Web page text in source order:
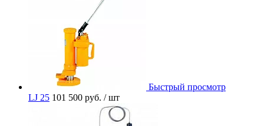
Быстрый просмотр
LJ 25 101 500 руб. / шт